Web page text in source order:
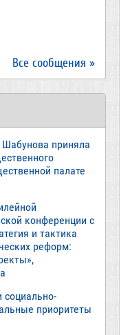
Все сообщения »
приняла
палате
конференции с
и тактика
реформ:
социально-
приоритеты